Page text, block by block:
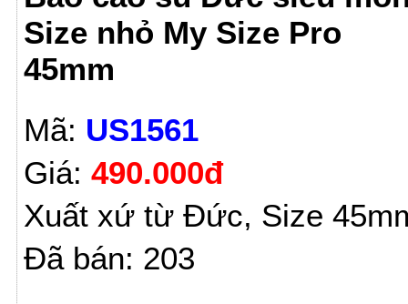
Size nhỏ My Size Pro
45mm
Mã: US1561
Giá: 490.000đ
Xuất xứ từ Đức, Size
Đã bán: 203